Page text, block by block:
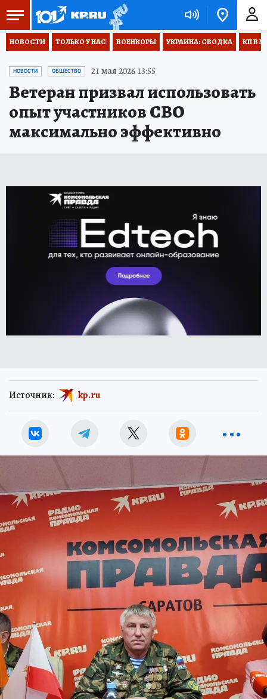
НОВОСТИ ТОЛЬКО У НАС ВОЕНКОРЫ УКРАИНА: СВОДКА КП В
НОВОСТИ ОБЩЕСТВО 21 мая 2026 13:55
Ветеран призвал использовать
опыт участников СВО
максимально эффективно
Источник: kp.ru